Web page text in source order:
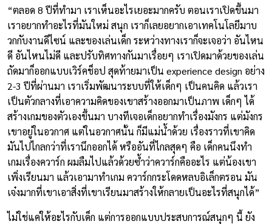
“ตลอด 8 ปีที่ทำมา เราเห็นอะไรเยอะมากครับ ตอนเราเปิดขึ้นมา
เราอยากทำอะไรที่มันใหม่ สนุก เราก็เลยอยากเอาเทคโนโลยีมาบ
วกกับงานดีไซน์ และของเล่นเด็ก ระหว่างทางเราก็จะเจอว่า อันไหน
ดี อันไหนไม่ดี และปรับทิศทางกันมาเรื่อยๆ เราเปิดมาด้วยของเล่น
ถัดมาก็ออกแบบเวิร์คช็อป สุดท้ายมาเป็น experience design อย่าง
2-3 ปีที่ผ่านมา เราเริ่มพัฒนาระบบที่ให้เด็กๆ เป็นคนคิด แล้วเรา
เป็นตัวกลางที่เอาความคิดของเขาสร้างออกมาเป็นภาพ เด็กๆ ได้
สร้างเกมของตัวเองขึ้นมา บางทีเจอเด็กอยากทำเรื่องมังกร แต่มังกร
เขาอยู่ในอวกาศ แต่ในอวกาศนั้น ก็มีแม่น้ำด้วย เรื่องราวที่เขาคิด
มันไปไกลกว่าที่เรานึกออกได้ หรืออันที่ไกลสุดๆ คือ เด็กคนนึงทำ
เกมเรื่องควาร์ก ผมลืมไปแล้วด้วยซ้ำว่าควาร์กคืออะไร แต่น้องเขา
เพิ่งเรียนมา แล้วเอามาทำเกม ควาร์กกระโดดหลบอิเล็กตรอน มัน
เจ๋งมากที่เขาเอาสิ่งที่เขาเรียนมาสร้างให้กลายเป็นอะไรที่สนุกได้”
ไม่ใช่แค่ให้อะไรกับเด็ก แต่การออกแบบประสบการณ์สนุกๆ นี้ ยัง